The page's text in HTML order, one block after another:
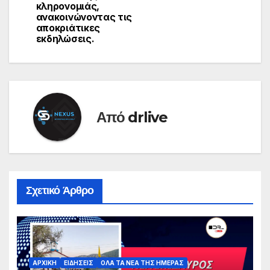
κληρονομιάς,
ανακοινώνοντας τις
αποκριάτικες
εκδηλώσεις.
Από drlive
Σχετικό Άρθρο
ΑΡΧΙΚΗ ΕΙΔΗΣΕΙΣ ΟΛΑ ΤΑ ΝΕΑ ΤΗΣ ΗΜΕΡΑΣ